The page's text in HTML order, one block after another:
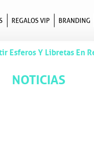
REGALOS VIP BRANDING
Esferos Y Libretas En
NOTICIAS